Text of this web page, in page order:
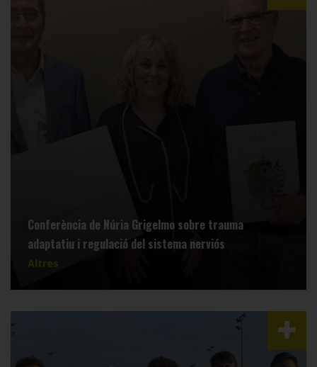
Conferència de Núria Grigelmo sobre trauma
adaptatiu i regulació del sistema nerviós
Altres